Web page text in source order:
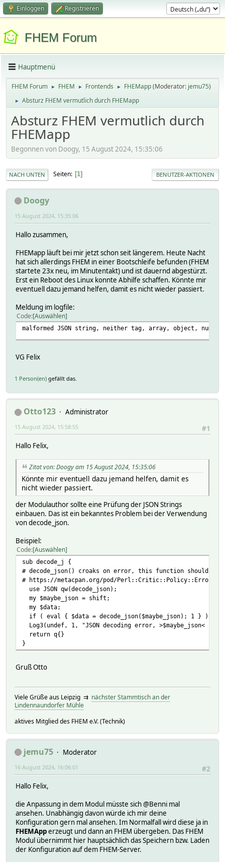
Einloggen Registrieren
FHEM Forum
Hauptmenü
FHEM Forum ► FHEM ► Frontends ► FHEMapp(Moderator: jemu75)
► Absturz FHEM vermutlich durch FHEMapp
Absturz FHEM vermutlich durch
FHEMapp
Begonnen von Doogy, 15 August 2024, 15:35:06
NACH UNTEN Seiten 1 BENUTZER-AKTIONEN
Doogy
15 August 2024, 15:35:06
Hallo zusammen,
FHEMapp läuft bei mir jetzt schon seit längerem. Heute Nacht
hat sich allerdings FHEM in einer Bootschleife befunden (FHEM
startete 23x neu, im Minutentakt) und ist dauernd abgestürzt.
Erst ein Reboot des Linux konnte Abhilfe schaffen. Könnte mir
eventuell dazu jemand helfen, damit es nicht wieder passiert.
Meldung im logfile:
Code Auswählen
malformed JSON string, neither tag, array, object,
VG Felix
1 Person(en) gefällt das.
Otto123
Administrator
#1
15 August 2024, 15:58:55
Hallo Felix,
Zitat von: Doogy am 15 August 2024, 15:35:06
Könnte mir eventuell dazu jemand helfen, damit es
nicht wieder passiert.
der Modulauthor sollte eine Prüfung der JSON Strings
einbauen. Das ist ein bekanntes Problem bei der Verwendung
von decode_json.
Beispiel:
Code Auswählen
sub decode_j {
# decode_json() croaks on error, this function should
# https://metacpan.org/pod/
use JSON qw(decode_json);
my $maybe_json = shift;
my $data;
if ( eval { $data = decode_json($maybe_json); 1 } ) {
Log3(undef, 1, "JSON decoding error, >$maybe_json<
return q{}
}
Gruß Otto
Viele Grüße aus Leipzig ⇉ nächster Stammtisch an der
Lindennaundorfer Mühle
aktives Mitglied des FHEM e.V. (Technik)
jemu75
Moderator
#2
16 August 2024, 16:06:01
Hallo Felix,
die Anpassung in dem Modul müsste sich @Benni mal
ansehen. Unabhängig davon würde ich mir deine
Konfiguration gern mal ansehen. Im Normalfall wird diese ja in
FHEMApperzeugt und dann an FHEM übergeben. Das FHEM
Modul übernimmt hier hauptsächlich das Speichern bzw. Laden
der Konfiguration auf dem FHEM-Server.